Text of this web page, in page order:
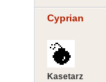
Cyprian
Kasetarz